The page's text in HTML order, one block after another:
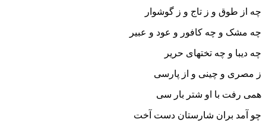
چه از طوق و ز تاج و ز گوشوار
چه مشک و چه کافور و عود و عبیر
چه دیبا و چه تختهاى حریر
ز مصرى و چینى و از پارسى
همى رفت با او شتر بار سى‏
چو آمد بران شارستان دست آخت